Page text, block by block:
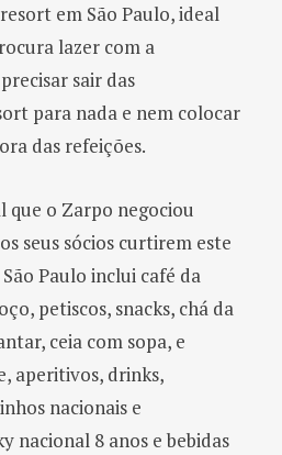
em São Paulo, ideal
lazer com a
sair das
para nada e nem colocar
das refeições.
o Zarpo negociou
seus sócios curtirem este
Paulo inclui café da
petiscos, snacks, chá da
ceia com sopa, e
aperitivos, drinks,
nacionais e
nacional 8 anos e bebidas